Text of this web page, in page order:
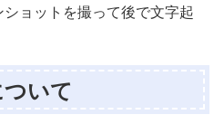
ョットを撮って後で文字起
いて